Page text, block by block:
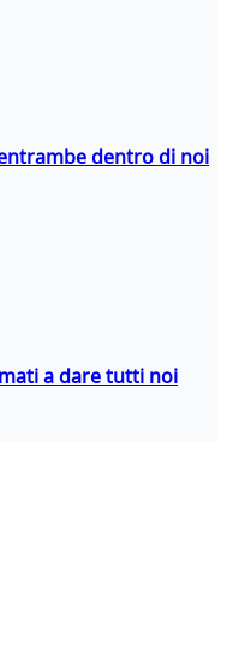
dentro di noi
a dare tutti noi